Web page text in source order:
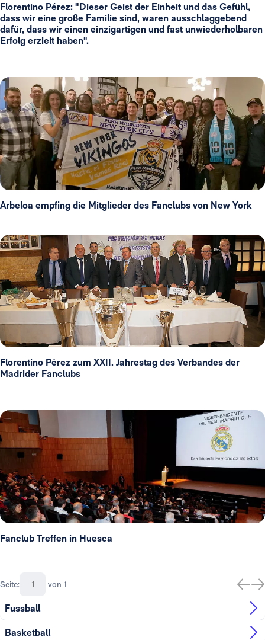
Florentino Pérez: "Dieser Geist der Einheit und das Gefühl,
dass wir eine große Familie sind, waren ausschlaggebend
dafür, dass wir einen einzigartigen und fast unwiederholbaren
Erfolg erzielt haben".
Arbeloa empfing die Mitglieder des Fanclubs von New York
Florentino Pérez zum XXII. Jahrestag des Verbandes der
Madrider Fanclubs
Fanclub Treffen in Huesca
Seite: von 1
Fussball
Basketball